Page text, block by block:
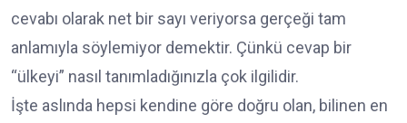
cevabı olarak net bir sayı veriyorsa gerçeği tam
anlamıyla söylemiyor demektir. Çünkü cevap bir
“ülkeyi” nasıl tanımladığınızla çok ilgilidir.
İşte aslında hepsi kendine göre doğru olan, bilinen en